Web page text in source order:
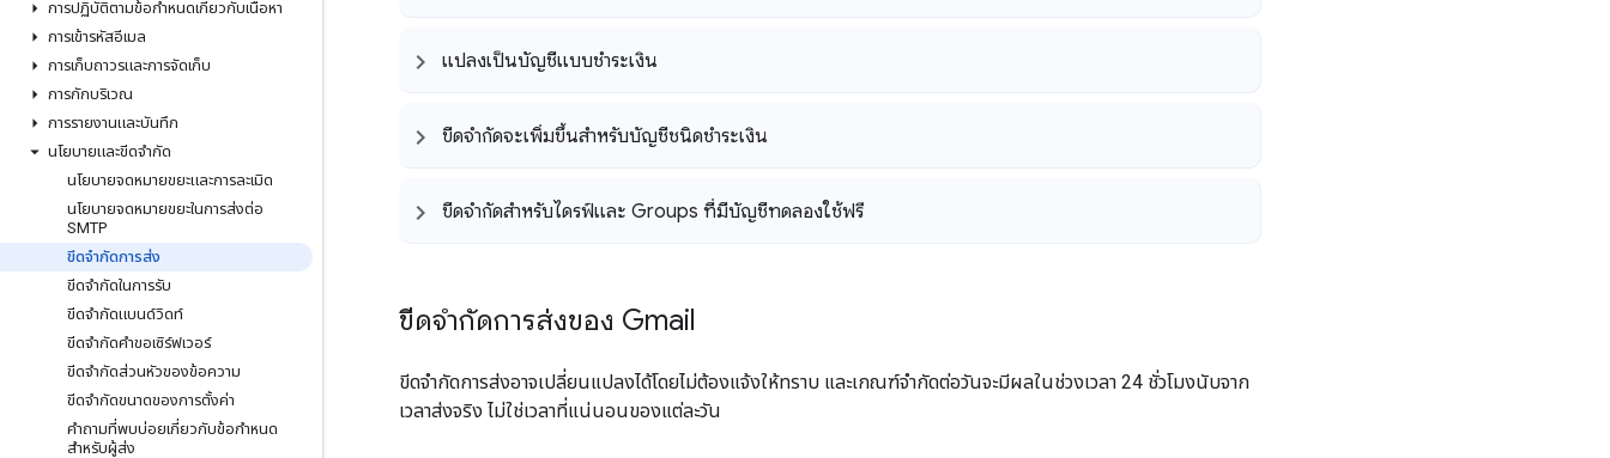
การปฏิบัติตามข้อกำหนดเกี่ยวกับเนื้อหา
การเข้ารหัสอีเมล
การเก็บถาวรและการจัดเก็บ
การกักบริเวณ
การรายงานและบันทึก
นโยบายและขีดจำกัด
นโยบายจดหมายขยะและการละเมิด
นโยบายจดหมายขยะในการส่งต่อ
SMTP
ขีดจำกัดการส่ง
ขีดจำกัดในการรับ
ขีดจํากัดแบนด์วิดท์
ขีดจำกัดคำขอเซิร์ฟเวอร์
ขีดจำกัดส่วนหัวของข้อความ
ขีดจำกัดขนาดของการตั้งค่า
คำถามที่พบบ่อยเกี่ยวกับข้อกำหนด
สำหรับผู้ส่ง
แปลงเป็นบัญชีแบบชำระเงิน
ขีดจำกัดจะเพิ่มขึ้นสำหรับบัญชีชนิดชำระเงิน
ขีดจำกัดสำหรับไดรฟ์และ Groups ที่มีบัญชีทดลองใช้ฟรี
ขีดจำกัดการส่งของ Gmail
ขีดจำกัดการส่งอาจเปลี่ยนแปลงได้โดยไม่ต้องแจ้งให้ทราบ และเกณฑ์จำกัดต่อวันจะมีผลในช่วงเวลา 24 ชั่วโมงนับจาก
เวลาส่งจริง ไม่ใช่เวลาที่แน่นอนของแต่ละวัน